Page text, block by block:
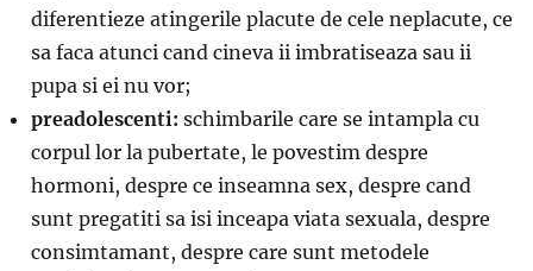
diferentieze atingerile placute de cele neplacute, ce
sa faca atunci cand cineva ii imbratiseaza sau ii
pupa si ei nu vor;
preadolescenti: schimbarile care se intampla cu
corpul lor la pubertate, le povestim despre
hormoni, despre ce inseamna sex, despre cand
sunt pregatiti sa isi inceapa viata sexuala, despre
consimtamant, despre care sunt metodele